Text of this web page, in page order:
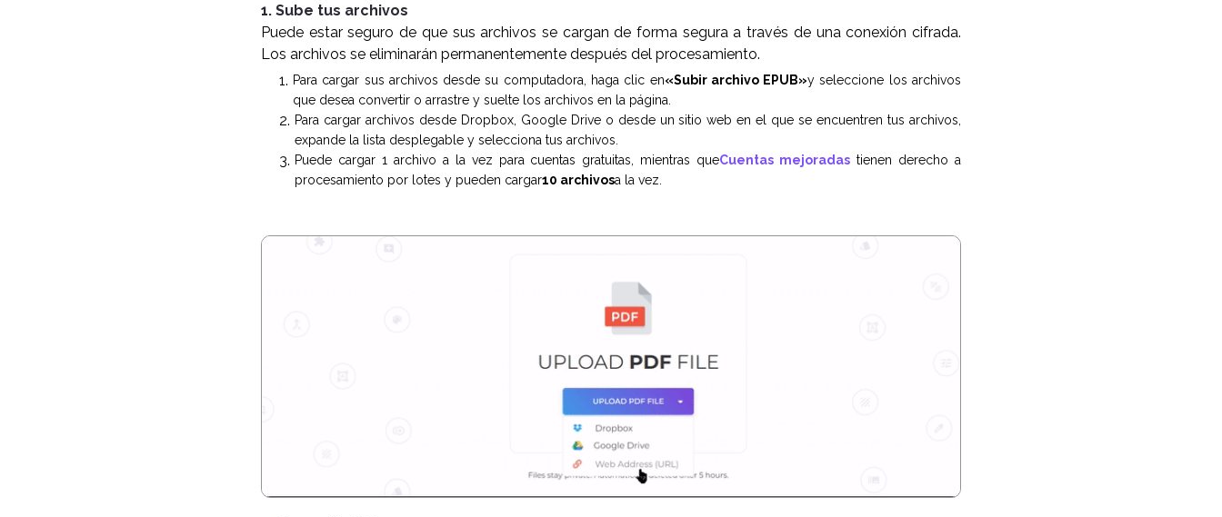
1. Sube tus archivos
Puede estar seguro de que sus archivos se cargan de forma segura a través de una conexión cifrada.
Los archivos se eliminarán permanentemente después del procesamiento.
Para cargar sus archivos desde su computadora, haga clic en«Subir archivo EPUB»y seleccione los archivos
que desea convertir o arrastre y suelte los archivos en la página.
Para cargar archivos desde Dropbox, Google Drive o desde un sitio web en el que se encuentren tus archivos,
expande la lista desplegable y selecciona tus archivos.
Puede cargar 1 archivo a la vez para cuentas gratuitas, mientras queCuentas mejoradas tienen derecho a
procesamiento por lotes y pueden cargar10 archivosa la vez.